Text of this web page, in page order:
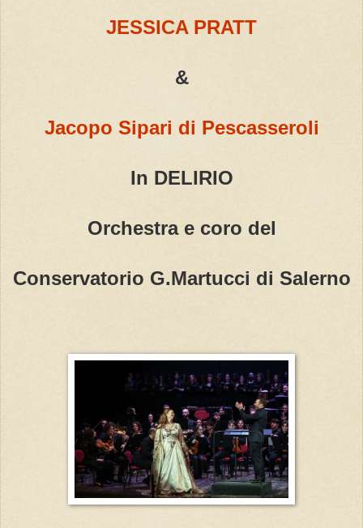
JESSICA PRATT
&
Jacopo Sipari di Pescasseroli
In DELIRIO
Orchestra e coro del
Conservatorio G.Martucci di Salerno